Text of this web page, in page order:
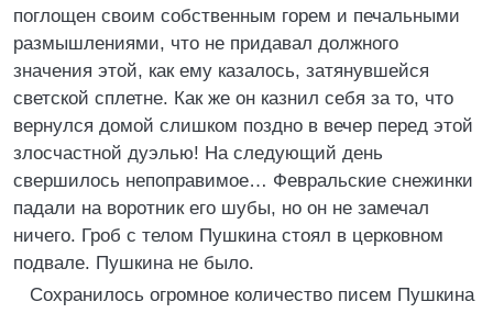
поглощен своим собственным горем и печальными
размышлениями, что не придавал должного
значения этой, как ему казалось, затянувшейся
светской сплетне. Как же он казнил себя за то, что
вернулся домой слишком поздно в вечер перед этой
злосчастной дуэлью! На следующий день
свершилось непоправимое… Февральские снежинки
падали на воротник его шубы, но он не замечал
ничего. Гроб с телом Пушкина стоял в церковном
подвале. Пушкина не было.
Сохранилось огромное количество писем Пушкина